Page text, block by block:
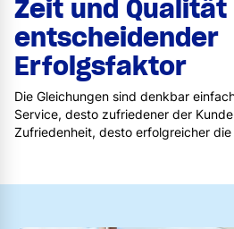
Zeit und Qualität
entscheidender
Erfolgsfaktor
Die Gleichungen sind denkbar
Service, desto zufriedener der
Zufriedenheit, desto erfolgreicher